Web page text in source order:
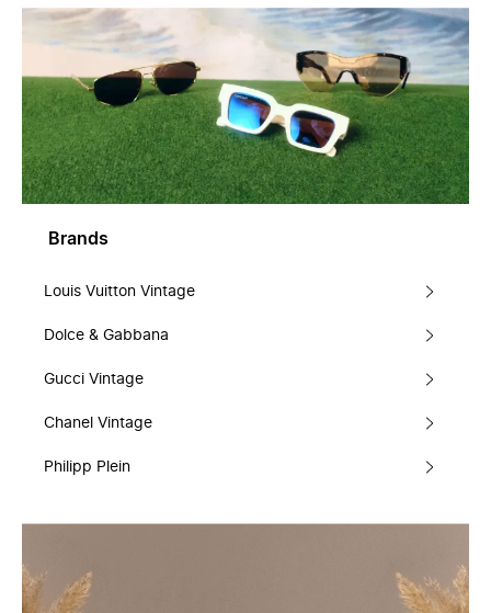
Brands
Louis Vuitton Vintage
Dolce & Gabbana
Gucci Vintage
Chanel Vintage
Philipp Plein